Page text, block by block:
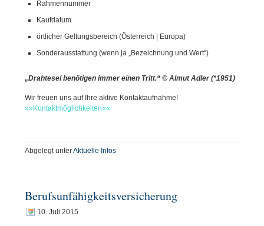
Rahmennummer
Kaufdatum
örtlicher Geltungsbereich (Österreich | Europa)
Sonderausstattung (wenn ja „Bezeichnung und Wert“)
„Drahtesel benötigen immer einen Tritt.“ © Almut Adler (*1951)
Wir freuen uns auf Ihre aktive Kontaktaufnahme!
»»Kontaktmöglichkeiten««
Abgelegt unterAktuelle Infos
Berufsunfähigkeitsversicherung
10. Juli 2015